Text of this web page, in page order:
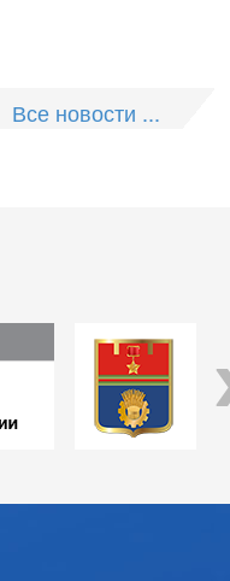
Все новости ...